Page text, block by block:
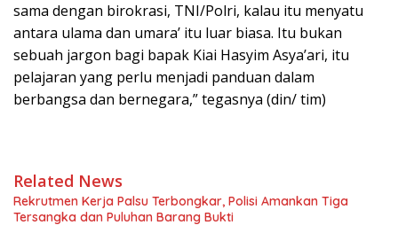
sama dengan birokrasi, TNI/Polri, kalau itu menyatu
antara ulama dan umara’ itu luar biasa. Itu bukan
sebuah jargon bagi bapak Kiai Hasyim Asya’ari, itu
pelajaran yang perlu menjadi panduan dalam
berbangsa dan bernegara,” tegasnya (din/ tim)
Related News
Rekrutmen Kerja Palsu Terbongkar, Polisi Amankan Tiga
Tersangka dan Puluhan Barang Bukti